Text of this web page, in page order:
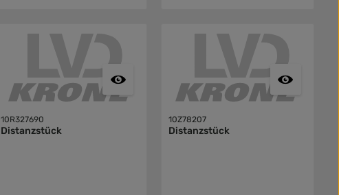
10R327690
Distanzstück
10Z78207
Distanzstück